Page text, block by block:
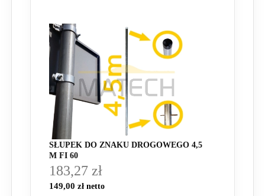
SŁUPEK DO ZNAKU DROGOWEGO 4,5
M FI 60
183,27 zł
149,00 zł